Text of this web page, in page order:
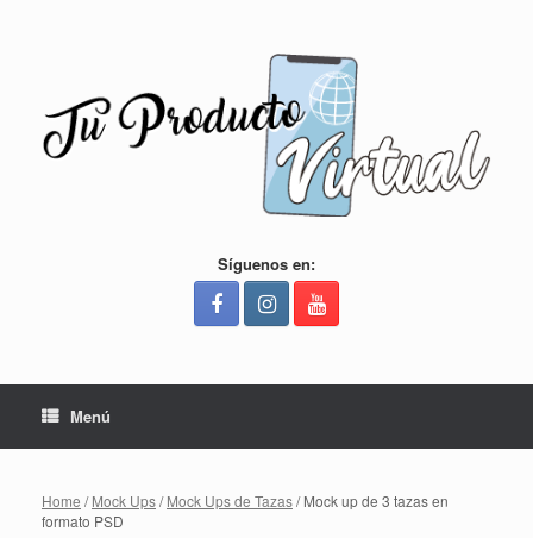
Síguenos en:
Menú
Home /Mock Ups/Mock Ups de Tazas/ Mock up de 3 tazas en
formato PSD